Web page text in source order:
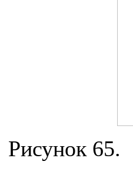
Рисунок 65.